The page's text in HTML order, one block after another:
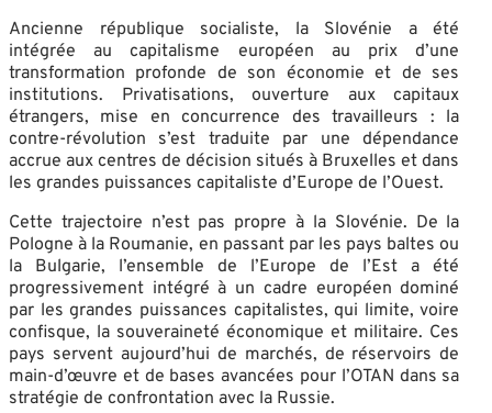
Ancienne république socialiste, la Slovénie a été
intégrée au capitalisme européen au prix d’une
transformation profonde de son économie et de ses
institutions. Privatisations, ouverture aux capitaux
étrangers, mise en concurrence des travailleurs : la
contre-révolution s’est traduite par une dépendance
accrue aux centres de décision situés à Bruxelles et dans
les grandes puissances capitaliste d’Europe de l’Ouest.
Cette trajectoire n’est pas propre à la Slovénie. De la
Pologne à la Roumanie, en passant par les pays baltes ou
la Bulgarie, l’ensemble de l’Europe de l’Est a été
progressivement intégré à un cadre européen dominé
par les grandes puissances capitalistes, qui limite, voire
confisque, la souveraineté économique et militaire. Ces
pays servent aujourd’hui de marchés, de réservoirs de
main-d’œuvre et de bases avancées pour l’OTAN dans sa
stratégie de confrontation avec la Russie.